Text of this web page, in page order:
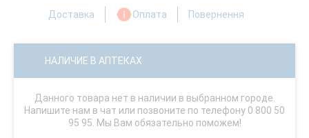
Доставка Оплата Повернення
НАЛИЧИЕ В АПТЕКАХ
Данного товара нет в наличии в выбранном городе.
Напишите нам в чат или позвоните по телефону 0 800 50
95 95. Мы Вам обязательно поможем!